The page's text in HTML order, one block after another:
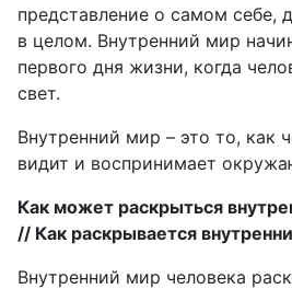
представление о самом себе,
в целом. Внутренний мир
первого дня жизни, когда
свет.
Внутренний мир – это то, как
видит и воспринимает
Как может раскрыться
// Как раскрывается
Внутренний мир человека